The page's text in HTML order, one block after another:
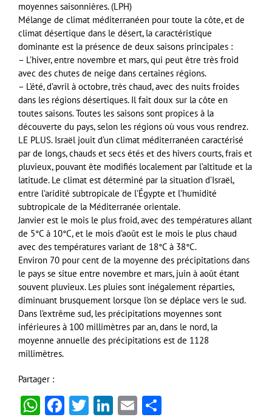
moyennes saisonnières. (LPH)
Mélange de climat méditerranéen pour toute la côte, et de
climat désertique dans le désert, la caractéristique
dominante est la présence de deux saisons principales :
– L’hiver, entre novembre et mars, qui peut être très froid
avec des chutes de neige dans certaines régions.
– L’été, d’avril à octobre, très chaud, avec des nuits froides
dans les régions désertiques. Il fait doux sur la côte en
toutes saisons. Toutes les saisons sont propices à la
découverte du pays, selon les régions où vous vous rendrez.
LE PLUS. Israël jouit d’un climat méditerranéen caractérisé
par de longs, chauds et secs étés et des hivers courts, frais et
pluvieux, pouvant ête modifiés localement par l’altitude et la
latitude. Le climat est déterminé par la situation d’Israël,
entre l’aridité subtropicale de l’Égypte et l’humidité
subtropicale de la Méditerranée orientale.
Janvier est le mois le plus froid, avec des températures allant
de 5°C à 10°C, et le mois d’août est le mois le plus chaud
avec des températures variant de 18°C à 38°C.
Environ 70 pour cent de la moyenne des précipitations dans
le pays se situe entre novembre et mars, juin à août étant
souvent pluvieux. Les pluies sont inégalement réparties,
diminuant brusquement lorsque l’on se déplace vers le sud.
Dans l’extrême sud, les précipitations moyennes sont
inférieures à 100 millimètres par an, dans le nord, la
moyenne annuelle des précipitations est de 1128
millimètres.
Partager :
WhatsApp
Facebook
Twitter
LinkedIn
Email